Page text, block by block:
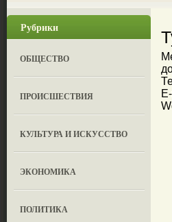
Рубрики
ОБЩЕСТВО
ПРОИСШЕСТВИЯ
КУЛЬТУРА И ИСКУССТВО
ЭКОНОМИКА
ПОЛИТИКА